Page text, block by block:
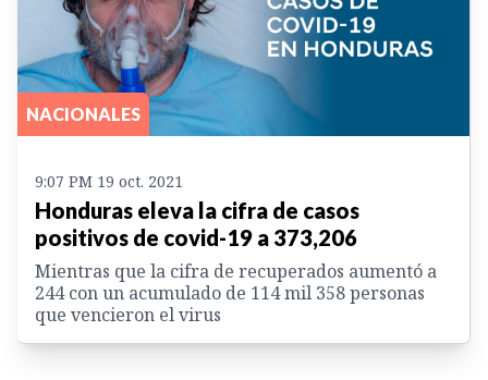
NACIONALES
9:07 PM 19 oct. 2021
Honduras eleva la cifra de casos
positivos de covid-19 a 373,206
Mientras que la cifra de recuperados aumentó a
244 con un acumulado de 114 mil 358 personas
que vencieron el virus